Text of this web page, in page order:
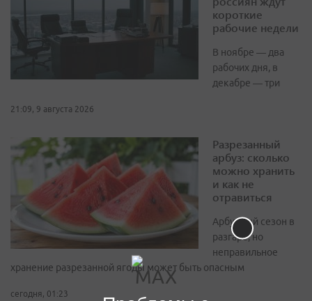
короткие
рабочие недели
В ноябре — два
рабочих дня, в
декабре — три
21:09, 9 августа 2026
Разрезанный
арбуз: сколько
можно хранить
и как не
отравиться
Арбузный сезон в
разгаре, но
неправильное
хранение разрезанной ягоды может быть опасным
сегодня, 01:23